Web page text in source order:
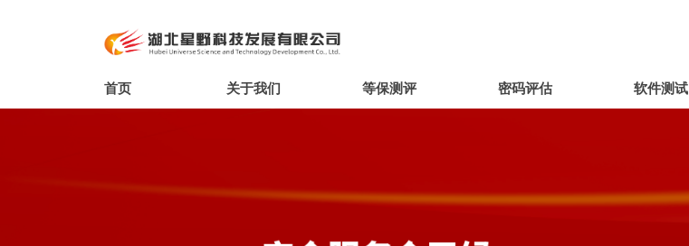
首页 关于我们 等保测评 密码评估 软件测试